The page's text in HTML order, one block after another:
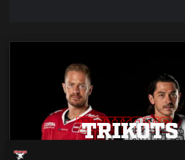
TRIKOTS
TRIKOTS
TRIKOTS